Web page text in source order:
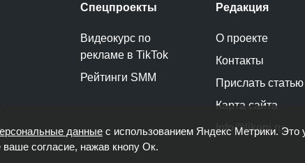
Спецпроекты
Видеокурс по
рекламе в TikTok
Рейтинги SMM
Редакция
О проекте
Контакты
Прислать статью
Карта сайта
Info@likeni.ru
данные с использованием Яндекс Метрики. Это
согласие, нажав кнопу Ок.